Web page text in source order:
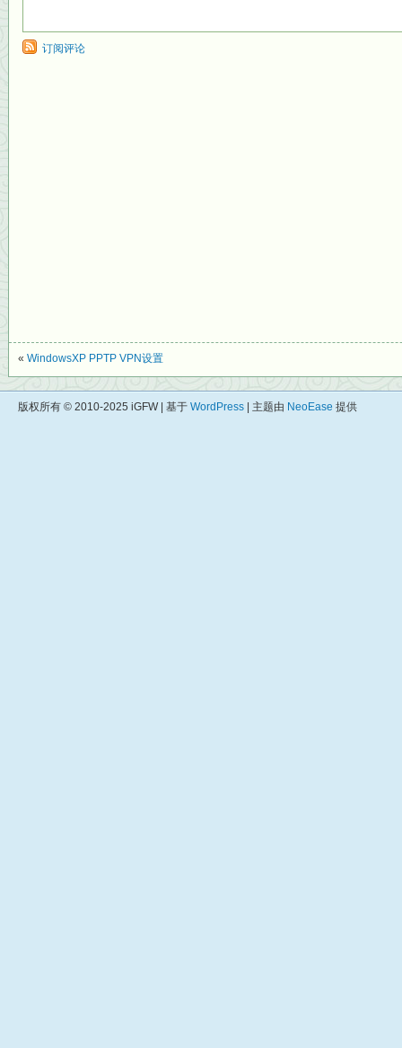
订阅评论
« WindowsXP PPTP VPN设置
版权所有 © 2010-2025 iGFW | 基于 WordPress | 主题由 NeoEase 提供